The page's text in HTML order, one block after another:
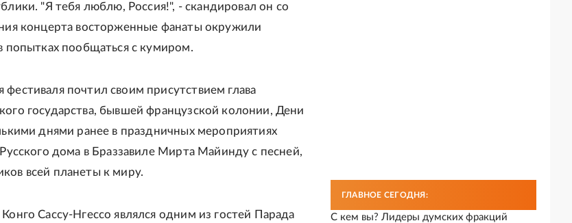
"Я тебя люблю, Россия!", - скандировал он со
концерта восторженные фанаты окружили
попытках пообщаться с кумиром.
почтил своим присутствием глава
государства, бывшей французской колонии, Дени
днями ранее в праздничных мероприятиях
дома в Браззавиле Мирта Майинду с песней,
всей планеты к миру.
Сассу-Нгессо являлся одним из гостей Парада
ГЛАВНОЕ СЕГОДНЯ:
С кем вы? Лидеры думских фракций